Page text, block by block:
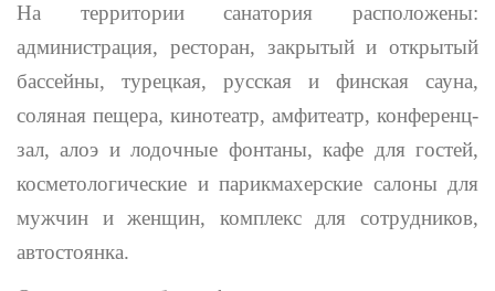
На территории санатория расположены:
администрация, ресторан, закрытый и открытый
бассейны, турецкая, русская и финская сауна,
соляная пещера, кинотеатр, амфитеатр, конференц-
зал, алоэ и лодочные фонтаны, кафе для гостей,
косметологические и парикмахерские салоны для
мужчин и женщин, комплекс для сотрудников,
автостоянка.